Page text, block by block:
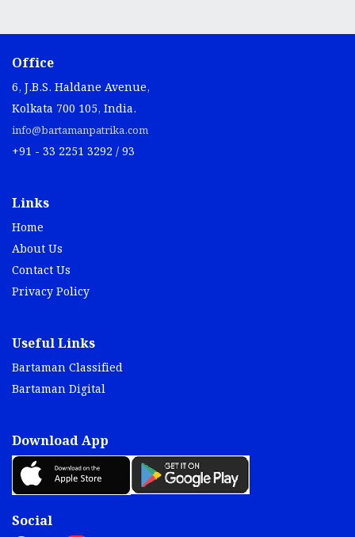
Office
6, J.B.S. Haldane Avenue,
Kolkata 700 105, India.
info@bartamanpatrika.com
+91 - 33 2251 3292 / 93
Links
Home
About Us
Contact Us
Privacy Policy
Useful Links
Bartaman Classified
Bartaman Digital
Download App
Social